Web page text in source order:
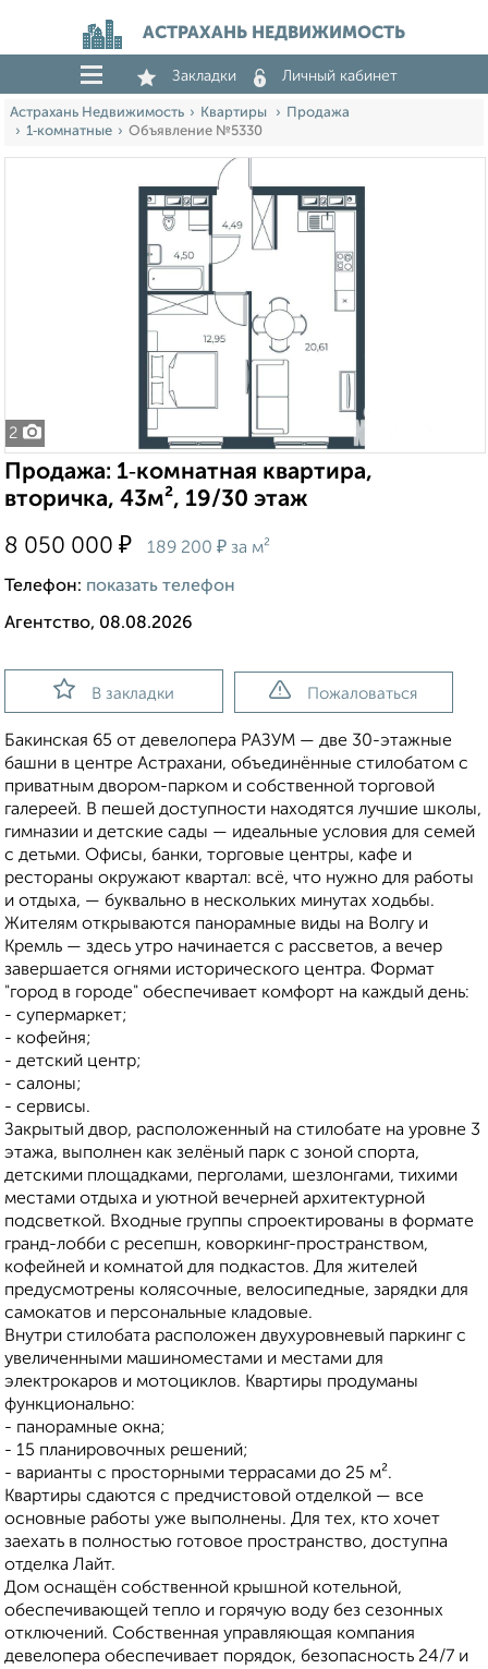
АСТРАХАНЬ НЕДВИЖИМОСТЬ
Закладки Личный кабинет
Астрахань Недвижимость Квартиры
Продажа
1‑комнатные
Объявление №5330
2
Продажа: 1‑комнатная квартира,
вторичка, 43м², 19/30 этаж
8 050 000 ₽ 189 200 ₽ за м²
Телефон: показать телефон
Агентство, 08.08.2026
В закладки Пожаловаться
Бакинская 65 от девелопера РАЗУМ — две 30-этажные
башни в центре Астрахани, объединённые стилобатом с
приватным двором-парком и собственной торговой
галереей. В пешей доступности находятся лучшие школы,
гимназии и детские сады — идеальные условия для семей
с детьми. Офисы, банки, торговые центры, кафе и
рестораны окружают квартал: всё, что нужно для работы
и отдыха, — буквально в нескольких минутах ходьбы.
Жителям открываются панорамные виды на Волгу и
Кремль — здесь утро начинается с рассветов, а вечер
завершается огнями исторического центра. Формат
"город в городе" обеспечивает комфорт на каждый день:
- супермаркет;
- кофейня;
- детский центр;
- салоны;
- сервисы.
Закрытый двор, расположенный на стилобате на уровне 3
этажа, выполнен как зелёный парк с зоной спорта,
детскими площадками, перголами, шезлонгами, тихими
местами отдыха и уютной вечерней архитектурной
подсветкой. Входные группы спроектированы в формате
гранд-лобби с ресепшн, коворкинг-пространством,
кофейней и комнатой для подкастов. Для жителей
предусмотрены колясочные, велосипедные, зарядки для
самокатов и персональные кладовые.
Внутри стилобата расположен двухуровневый паркинг с
увеличенными машиноместами и местами для
электрокаров и мотоциклов. Квартиры продуманы
функционально:
- панорамные окна;
- 15 планировочных решений;
- варианты с просторными террасами до 25 м².
Квартиры сдаются с предчистовой отделкой — все
основные работы уже выполнены. Для тех, кто хочет
заехать в полностью готовое пространство, доступна
отделка Лайт.
Дом оснащён собственной крышной котельной,
обеспечивающей тепло и горячую воду без сезонных
отключений. Собственная управляющая компания
девелопера обеспечивает порядок, безопасность 24/7 и